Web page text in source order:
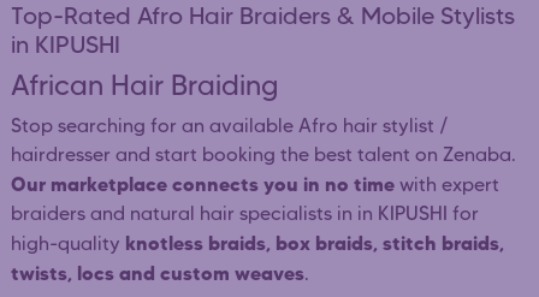
Top-Rated Afro Hair Braiders & Mobile Stylists
in KIPUSHI
African Hair Braiding
Stop searching for an available Afro hair stylist /
hairdresser and start booking the best talent on Zenaba.
Our marketplace connects you in no time with expert
braiders and natural hair specialists in in KIPUSHI for
high-quality knotless braids, box braids, stitch braids,
twists, locs and custom weaves.